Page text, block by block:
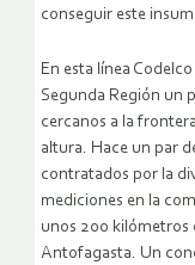
conseguir este
En esta línea
Segunda Región un
cercanos a la
altura. Hace un par
contratados por la
mediciones en la
unos 200 kilómetros
Antofagasta. Un